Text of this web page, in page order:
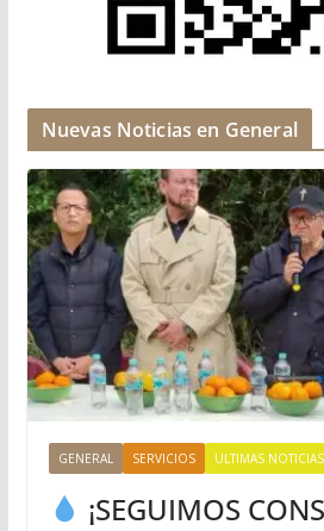
Nuevas Noticias en General
GENERAL SERVICIOS ULTIMAS NOTICIAS
¡SEGUIMOS